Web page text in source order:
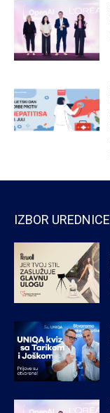
IZBOR UREDNICE